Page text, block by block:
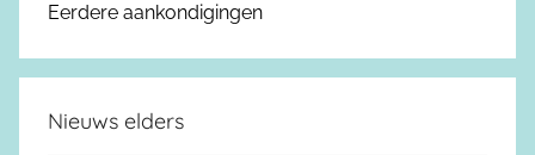
Eerdere aankondigingen
Nieuws elders